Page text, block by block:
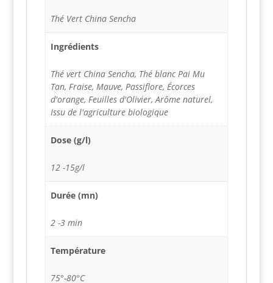
Thé Vert China Sencha
Ingrédients
Thé vert China Sencha, Thé blanc Pai Mu
Tan, Fraise, Mauve, Passiflore, Écorces
d'orange, Feuilles d'Olivier, Arôme naturel,
Issu de l'agriculture biologique
Dose (g/l)
12 -15g/l
Durée (mn)
2 -3 min
Température
75°-80°C